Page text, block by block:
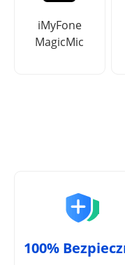
iMyFone
MagicMic
100%